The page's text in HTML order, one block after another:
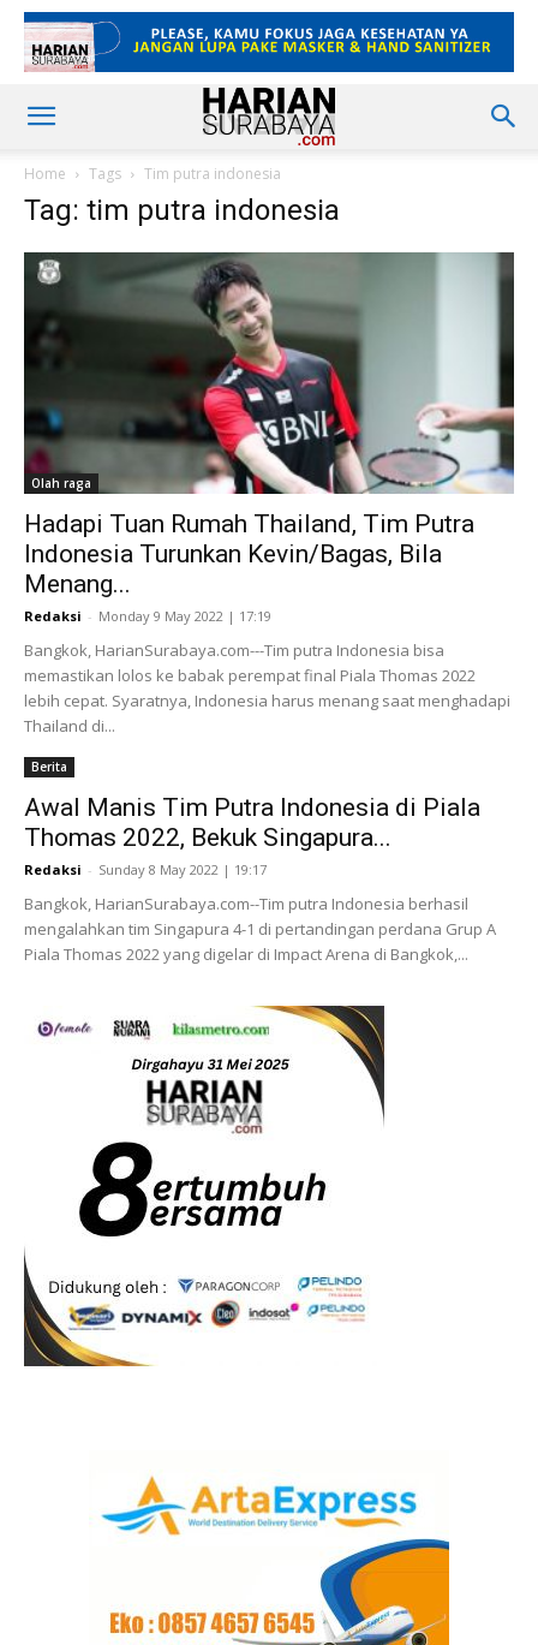
Home Tags Tim putra indonesia
Tag: tim putra indonesia
Olah raga
Hadapi Tuan Rumah Thailand, Tim Putra
Indonesia Turunkan Kevin/Bagas, Bila
Menang...
Redaksi - Monday 9 May 2022 | 17:19
Bangkok, HarianSurabaya.com---Tim putra Indonesia bisa
memastikan lolos ke babak perempat final Piala Thomas 2022
lebih cepat. Syaratnya, Indonesia harus menang saat menghadapi
Thailand di...
Berita
Awal Manis Tim Putra Indonesia di Piala
Thomas 2022, Bekuk Singapura...
Redaksi - Sunday 8 May 2022 | 19:17
Bangkok, HarianSurabaya.com--Tim putra Indonesia berhasil
mengalahkan tim Singapura 4-1 di pertandingan perdana Grup A
Piala Thomas 2022 yang digelar di Impact Arena di Bangkok,...